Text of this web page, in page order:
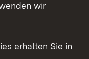
wir
erhalten Sie in